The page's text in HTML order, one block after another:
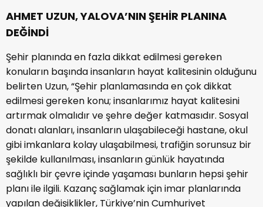
AHMET UZUN, YALOVA’NIN ŞEHİR PLANINA
DEĞİNDİ
Şehir planında en fazla dikkat edilmesi gereken
konuların başında insanların hayat kalitesinin olduğunu
belirten Uzun, “Şehir planlamasında en çok dikkat
edilmesi gereken konu; insanlarımız hayat kalitesini
artırmak olmalıdır ve şehre değer katmasıdır. Sosyal
donatı alanları, insanların ulaşabileceği hastane, okul
gibi imkanlara kolay ulaşabilmesi, trafiğin sorunsuz bir
şekilde kullanılması, insanların günlük hayatında
sağlıklı bir çevre içinde yaşaması bunların hepsi şehir
planı ile ilgili. Kazanç sağlamak için imar planlarında
yapılan değişiklikler, Türkiye’nin Cumhuriyet